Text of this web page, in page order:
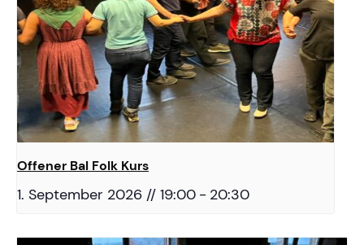
Offener Bal Folk Kurs
1. September 2026 // 19:00 - 20:30